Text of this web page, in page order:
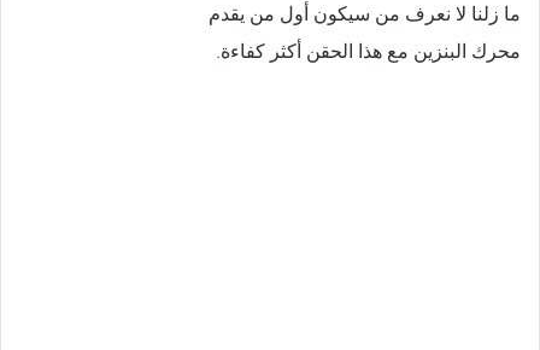
ما زلنا لا نعرف من سيكون أول من يقدم
محرك البنزين مع هذا الحقن أكثر كفاءة.